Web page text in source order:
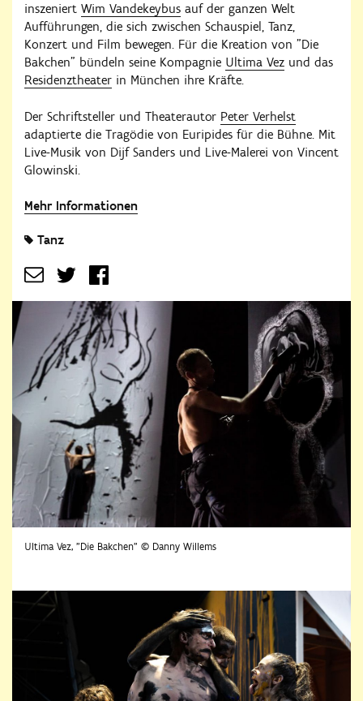
inszeniert Wim Vandekeybus auf der ganzen Welt
Aufführungen, die sich zwischen Schauspiel, Tanz,
Konzert und Film bewegen. Für die Kreation von "Die
Bakchen" bündeln seine Kompagnie Ultima Vez und das
Residenztheater in München ihre Kräfte.
Der Schriftsteller und Theaterautor Peter Verhelst
adaptierte die Tragödie von Euripides für die Bühne. Mit
Live-Musik von Dijf Sanders und Live-Malerei von Vincent
Glowinski.
Mehr Informationen
Tanz
Ultima Vez, "Die Bakchen" © Danny Willems